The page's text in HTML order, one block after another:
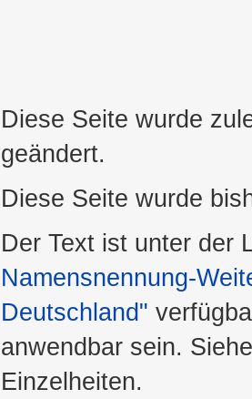
Diese Seite wurde
geändert.
Diese Seite wurde
Der Text ist unter der
Namensnennung-
Deutschland"
anwendbar sein.
Einzelheiten.